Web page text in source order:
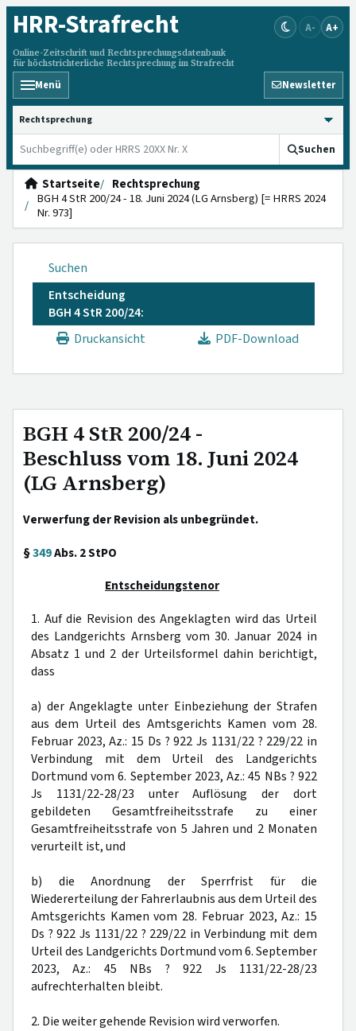
HRR-Strafrecht
Online-Zeitschrift und Rechtsprechungsdatenbank
für höchstrichterliche Rechtsprechung im Strafrecht
A- A+
Menü Newsletter
HRRS durchsuchen
Suchen
Startseite
Rechtsprechung
BGH 4 StR 200/24 - 18. Juni 2024 (LG Arnsberg) [= HRRS 2024
Nr. 973]
Suchen
Entscheidung
BGH 4 StR 200/24:
Druckansicht
PDF-Download
BGH 4 StR 200/24 -
Beschluss vom 18. Juni 2024
(LG Arnsberg)
Verwerfung der Revision als unbegründet.
§349Abs. 2 StPO
Entscheidungstenor
1. Auf die Revision des Angeklagten wird das Urteil
des Landgerichts Arnsberg vom 30. Januar 2024 in
Absatz 1 und 2 der Urteilsformel dahin berichtigt,
dass
a) der Angeklagte unter Einbeziehung der Strafen
aus dem Urteil des Amtsgerichts Kamen vom 28.
Februar 2023, Az.: 15 Ds ? 922 Js 1131/22 ? 229/22 in
Verbindung mit dem Urteil des Landgerichts
Dortmund vom 6. September 2023, Az.: 45 NBs ? 922
Js 1131/22-28/23 unter Auflösung der dort
gebildeten Gesamtfreiheitsstrafe zu einer
Gesamtfreiheitsstrafe von 5 Jahren und 2 Monaten
verurteilt ist, und
b) die Anordnung der Sperrfrist für die
Wiedererteilung der Fahrerlaubnis aus dem Urteil des
Amtsgerichts Kamen vom 28. Februar 2023, Az.: 15
Ds ? 922 Js 1131/22 ? 229/22 in Verbindung mit dem
Urteil des Landgerichts Dortmund vom 6. September
2023, Az.: 45 NBs ? 922 Js 1131/22-28/23
aufrechterhalten bleibt.
2. Die weiter gehende Revision wird verworfen.